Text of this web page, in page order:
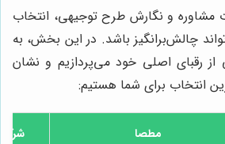
مشاوره و نگارش طرح توجیهی، انتخاب
چالش‌برانگیز باشد. در این بخش، به
از رقبای اصلی خود می‌پردازیم و نشان
انتخاب برای شما هستیم:
مطصا